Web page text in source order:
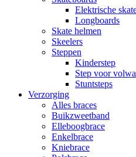
Elektrische
Longboards
Skate helmen
Skeelers
Steppen
Kinderstep
Step voor
Stuntsteps
Verzorging
Alles braces
Buikzweetband
Elleboogbrace
Enkelbrace
Kniebrace